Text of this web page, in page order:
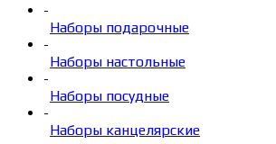
-
Наборы подарочные
-
Наборы настольные
-
Наборы посудные
-
Наборы канцелярские